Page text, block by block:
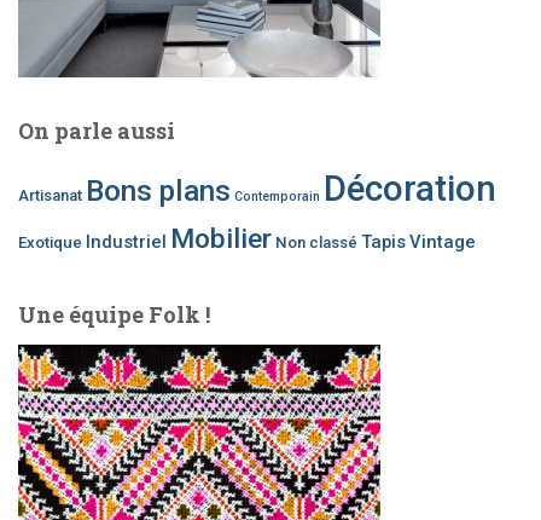
On parle aussi
Artisanat Bons plans Contemporain Décoration
Exotique Industriel Mobilier Non classé TapisVintage
Une équipe Folk !